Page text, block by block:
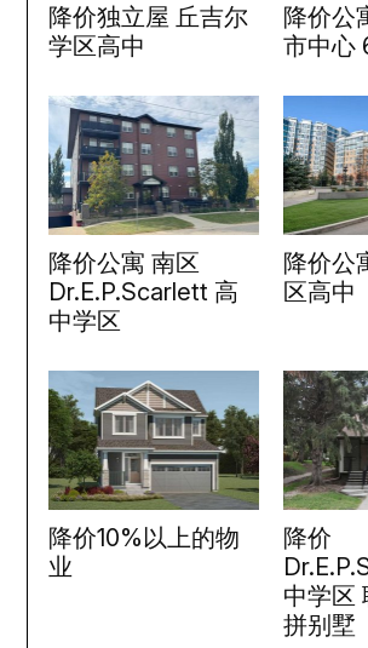
降价独立屋 丘吉尔
学区高中
降价公
市中心
降价公寓 南区
Dr.E.P.Scarlett 高
中学区
降价公
区高中
降价10%以上的物
业
降价
中学区
拼别墅